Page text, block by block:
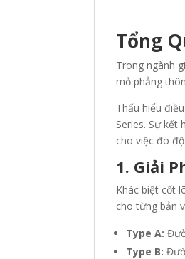
Tổng
Trong ngành
mỏ phẳng
Thấu hiểu
Series. Sự kết
cho việc đo
1. Giải
Khác biệt cốt
cho từng bản
Type A:
Type B: